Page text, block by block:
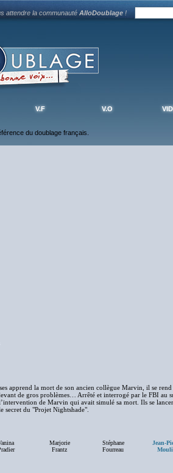
attendre la communautéAlloDoublage !
V.F V.O
du doublage français.
apprend la mort de son ancien collègue Marvin, il se rend
de gros problèmes… Arrêté et interrogé par le FBI au
de Marvin qui avait simulé sa mort. Ils se
secret du "Projet Nightshade".
Marjorie
Frantz
Stéphane
Fourreau
Jean-